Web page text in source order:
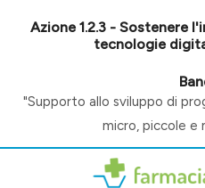
Azione 1.2.3 - Sostenere
tecnologie
"Supporto allo sviluppo di
micro, piccole e